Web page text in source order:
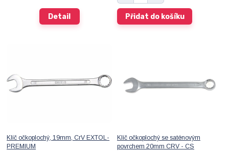
Detail Přidat do košíku
Klíč očkoplochý, 19mm, CrV EXTOL-
PREMIUM
Klíč očkoplochý se saténovým
povrchem 20mm CRV - CS